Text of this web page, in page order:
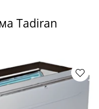
Tadiran